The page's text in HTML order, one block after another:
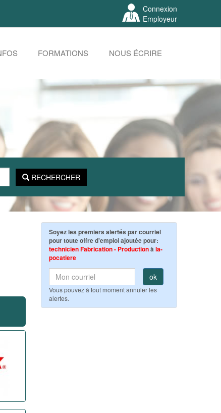
Connexion
Employeur
FORMATIONS NOUS ÉCRIRE
RECHERCHER
Soyez les premiers alertés par courriel
pour toute offre d'emploi ajoutée pour:
technicien Fabrication - Productionà la-
pocatiere
ok
Vous pouvez à tout moment annuler les
alertes.